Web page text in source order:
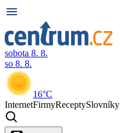
sobota 8. 8.
so 8. 8.
16°C
InternetFirmyReceptySlovníky